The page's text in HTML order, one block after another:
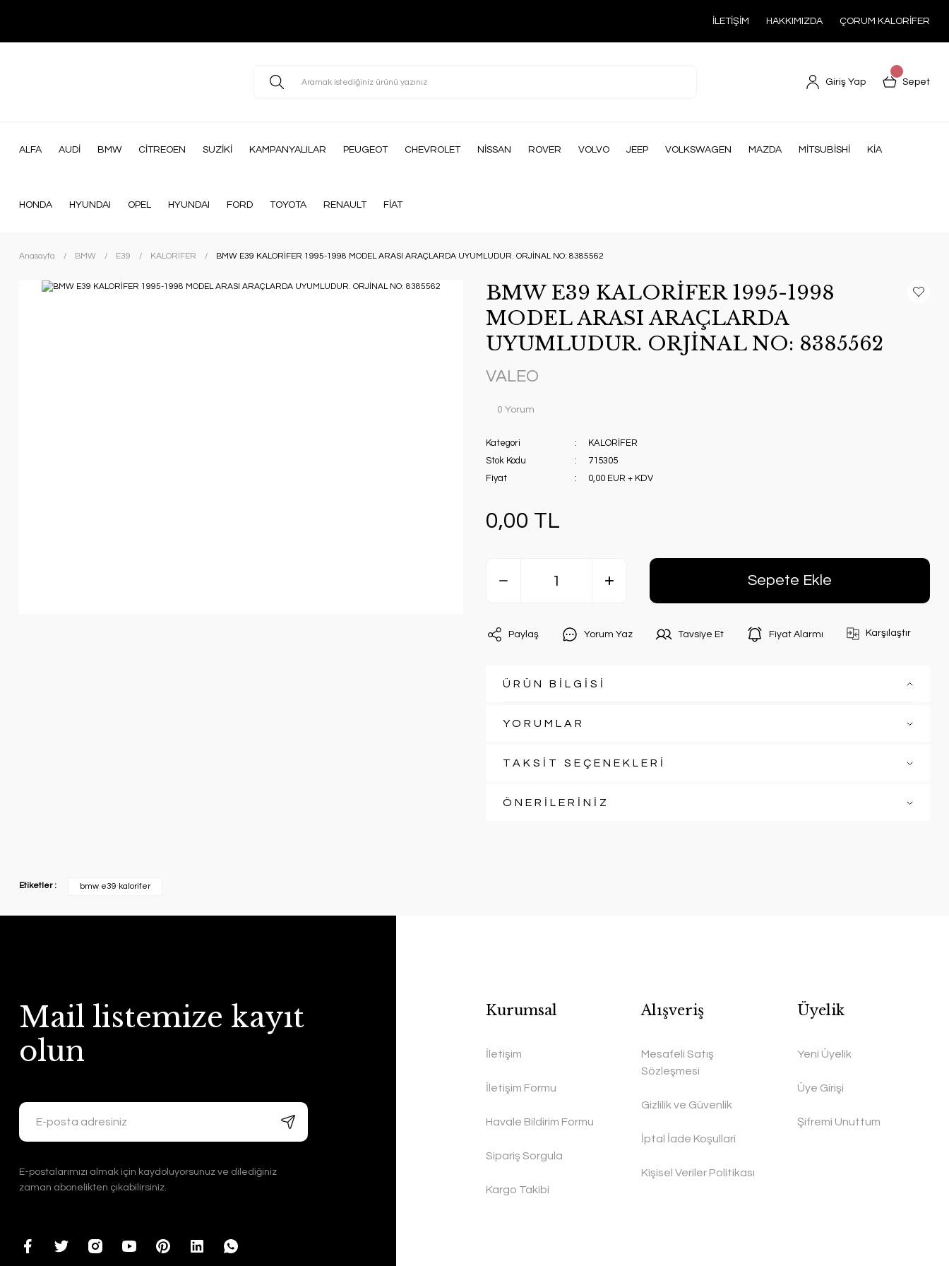
İLETİŞİM HAKKIMIZDA ÇORUM KALORİFER
Giriş Yap Sepet
ALFA AUDİ BMW CİTREOEN SUZİKİ KAMPANYALILAR PEUGEOT CHEVROLET NİSSAN ROVER VOLVO JEEP VOLKSWAGEN MAZDA MİTSUBİSHİ KİA
HONDA HYUNDAI OPEL HYUNDAI FORD TOYOTA RENAULT FİAT
Anasayfa BMW E39 KALORİFER BMW E39 KALORİFER 1995-1998 MODEL ARASI ARAÇLARDA UYUMLUDUR. ORJİNAL NO: 8385562
BMW E39 KALORİFER 1995-1998
MODEL ARASI ARAÇLARDA
UYUMLUDUR. ORJİNAL NO: 8385562
VALEO
0 Yorum
Kategori
KALORİFER
Stok Kodu
715305
Fiyat
0,00 EUR + KDV
0,00 TL
Sepete Ekle
Paylaş Yorum Yaz Tavsiye Et Fiyat Alarmı Karşılaştır
ÜRÜN BİLGİSİ
YORUMLAR
TAKSİT SEÇENEKLERİ
ÖNERİLERİNİZ
Etiketler : bmw e39 kalorifer
Mail listemize kayıt
olun
E-postalarımızı almak için kaydoluyorsunuz ve dilediğiniz
zaman abonelikten çıkabilirsiniz.
Kurumsal
İletişim
İletişim Formu
Havale Bildirim Formu
Sipariş Sorgula
Kargo Takibi
Alışveriş
Mesafeli Satış
Sözleşmesi
Gizlilik ve Güvenlik
İptal İade Koşullari
Kişisel Veriler Politikası
Üyelik
Yeni Üyelik
Üye Girişi
Şifremi Unuttum